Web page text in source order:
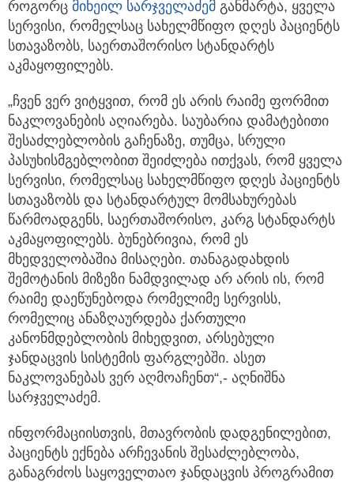
როგორც მიხეილ სარჯველაძემ განმარტა, ყველა
სერვისი, რომელსაც სახელმწიფო დღეს პაციენტს
სთავაზობს, საერთაშორისო სტანდარტს
აკმაყოფილებს.
„ჩვენ ვერ ვიტყვით, რომ ეს არის რაიმე ფორმით
ნაკლოვანების აღიარება. საუბარია დამატებითი
შესაძლებლობის გაჩენაზე, თუმცა, სრული
პასუხისმგებლობით შეიძლება ითქვას, რომ ყველა
სერვისი, რომელსაც სახელმწიფო დღეს პაციენტს
სთავაზობს და სტანდარტულ მომსახურებას
წარმოადგენს, საერთაშორისო, კარგ სტანდარტს
აკმაყოფილებს. ბუნებრივია, რომ ეს
მხედველობაშია მისაღები. თანაგადახდის
შემოტანის მიზეზი ნამდვილად არ არის ის, რომ
რაიმე დაეწუნებოდა რომელიმე სერვისს,
რომელიც ანაზღაურდება ქართული
კანონმდებლობის მიხედვით, არსებული
ჯანდაცვის სისტემის ფარგლებში. ასეთ
ნაკლოვანებას ვერ აღმოაჩენთ“,- აღნიშნა
სარჯველაძემ.
ინფორმაციისთვის, მთავრობის დადგენილებით,
პაციენტს ექნება არჩევანის შესაძლებლობა,
განაგრძოს საყოველთაო ჯანდაცვის პროგრამით